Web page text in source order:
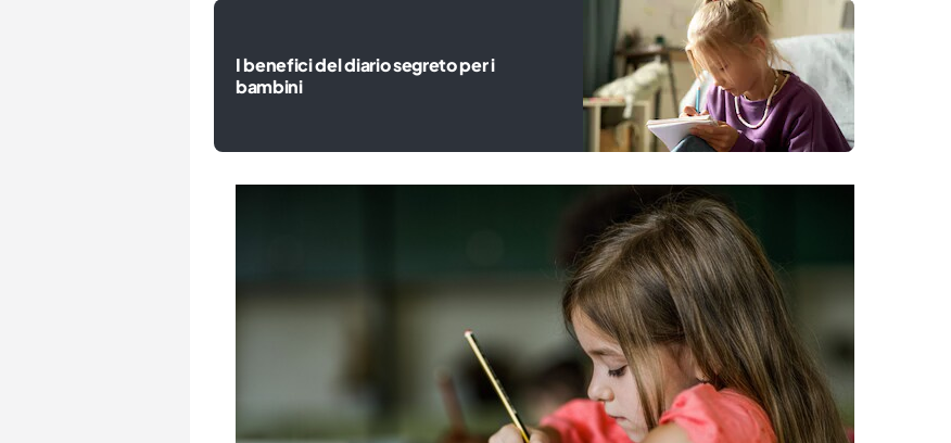
I benefici del diario segreto per i
bambini